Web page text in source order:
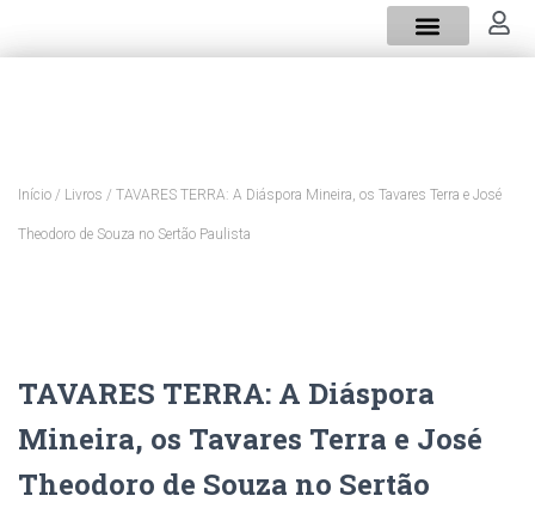
Início / Livros / TAVARES TERRA: A Diáspora Mineira, os Tavares Terra e José
Theodoro de Souza no Sertão Paulista
TAVARES TERRA: A Diáspora
Mineira, os Tavares Terra e José
Theodoro de Souza no Sertão